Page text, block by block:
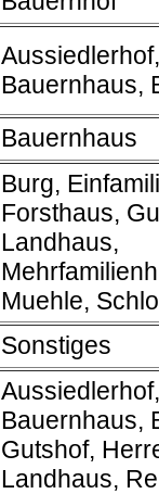
Aussiedlerhof,
Bauernhaus,
Bauernhaus
Burg,
Forsthaus,
Landhaus,
Muehle,
Sonstiges
Aussiedlerhof,
Bauernhaus,
Gutshof,
Landhaus,